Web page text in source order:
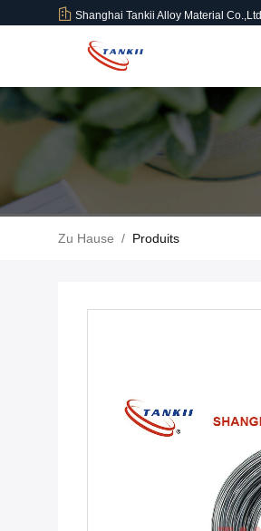
Shanghai Tankii Alloy Material Co.,Ltd
Zu Hause / Produits